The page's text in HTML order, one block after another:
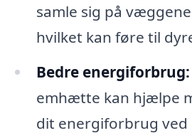
samle sig på
hvilket kan føre til
Bedre energiforbrug:
emhætte kan hjælpe
dit energiforbrug ved